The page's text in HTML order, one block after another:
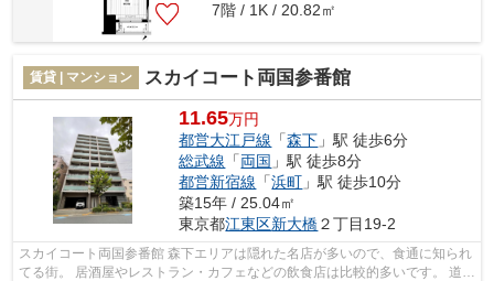
7階 / 1K / 20.82㎡
賃貸 | マンション スカイコート両国参番館
11.65万円
都営大江戸線 「森下 」駅 徒歩6分
総武線 「両国 」駅 徒歩8分
都営新宿線 「浜町 」駅 徒歩10分
築15年 / 25.04㎡
東京都江東区新大橋２丁目19-2
スカイコート両国参番館 森下エリアは隠れた名店が多いので、食通に知られ
てる街。 居酒屋やレストラン・カフェなどの飲食店は比較的多いです。 道が